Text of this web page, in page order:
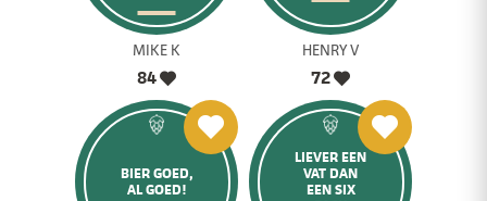
MIKE K
84
HENRY V
72
BIER GOED,
AL GOED!
LIEVER EEN
VAT DAN
EEN SIX